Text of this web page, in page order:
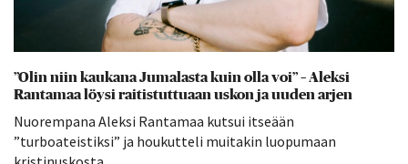
”Olin niin kaukana Jumalasta kuin olla voi” – Aleksi
Rantamaa löysi raitistuttuaan uskon ja uuden arjen
Nuorempana Aleksi Rantamaa kutsui itseään
”turboateistiksi” ja houkutteli muitakin luopumaan